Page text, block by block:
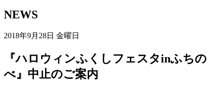
NEWS
2018年9月28日 金曜日
『ハロウィンふくしフェスタinふちの
べ』中止のご案内